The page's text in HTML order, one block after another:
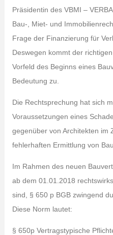
Präsidentin des VBMI –
Bau-, Miet- und
Frage der Finanzierung für
Deswegen kommt der
Vorfeld des Beginns eines
Bedeutung zu.
Die Rechtsprechung hat sich
Voraussetzungen eines
gegenüber von Architekten im
fehlerhaften Ermittlung von
Im Rahmen des neuen
ab dem 01.01.2018
sind, § 650 p BGB zwingend
Diese Norm lautet:
§ 650p Vertragstypische